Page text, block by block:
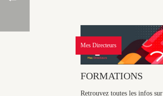
Mes Directeurs
FORMATIONS
Retrouvez toutes les infos